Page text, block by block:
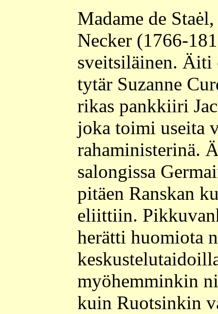
Madame de
Necker (1766-
sveitsiläinen. Äiti
tytär Suzanne
rikas pankkiiri
joka toimi useita
rahaministerinä.
salongissa
pitäen Ranskan
eliittiin.
herätti huomiota
myöhemminkin
kuin Ruotsinkin